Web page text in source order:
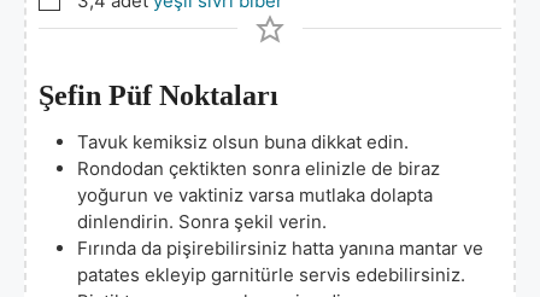
Şefin Püf Noktaları
Tavuk kemiksiz olsun buna dikkat edin.
Rondodan çektikten sonra elinizle de biraz
yoğurun ve vaktiniz varsa mutlaka dolapta
dinlendirin. Sonra şekil verin.
Fırında da pişirebilirsiniz hatta yanına mantar ve
patates ekleyip garnitürle servis edebilirsiniz.